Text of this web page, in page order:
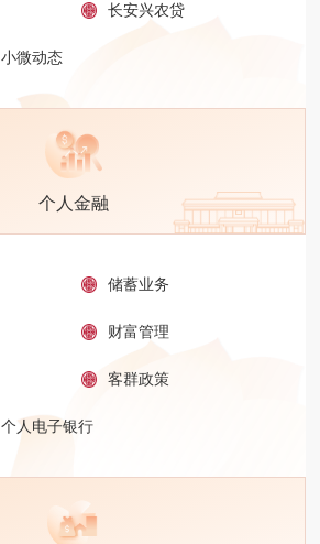
长安兴农贷
小微动态
个人金融
储蓄业务
财富管理
客群政策
个人电子银行